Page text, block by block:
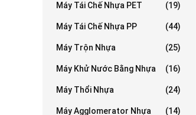
Máy Tái Chế Nhựa PET (19)
Máy Tái Chế Nhựa PP (44)
Máy Trộn Nhựa (25)
Máy Khử Nước Bằng Nhựa (16)
Máy Thổi Nhựa (24)
Máy Agglomerator Nhựa (14)